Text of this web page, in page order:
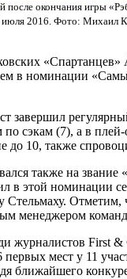
после окончания игры
2016. Фото: Михаил
«Спартанцев»
в номинации
завершил
по сэкам (7), а в
до 10, также
также на
в этой номинации
Стельмаху. Отметим,
менеджером
журналистов First &
первых мест у 11
ближайшего